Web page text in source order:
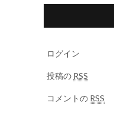
ログイン
投稿の RSS
コメントの RSS